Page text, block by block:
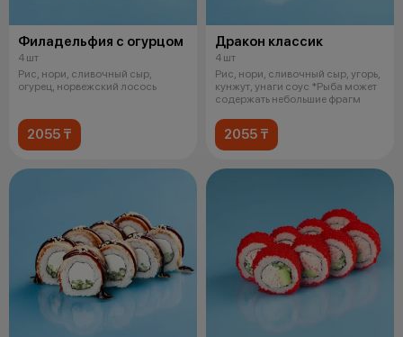
Филадельфия с огурцом
4 шт
Рис, нори, сливочный сыр,
огурец, норвежский лосось
2055 ₸
Дракон классик
4 шт
Рис, нори, сливочный сыр, угорь,
кунжут, унаги соус *Рыба может
содержать небольшие фрагм
2055 ₸